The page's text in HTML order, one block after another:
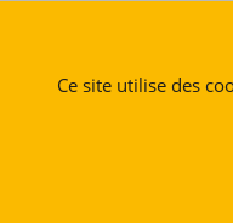
Ce site utilise des